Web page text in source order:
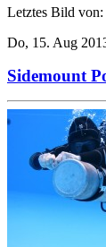
Letztes Bild von:
Do, 15. Aug
Sidemount